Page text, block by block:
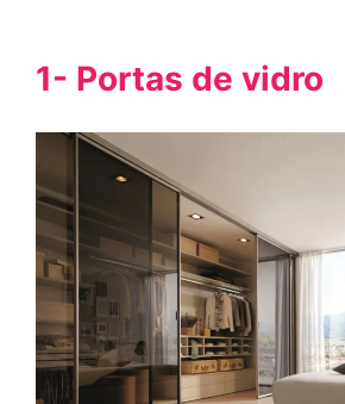
1- Portas de vidro